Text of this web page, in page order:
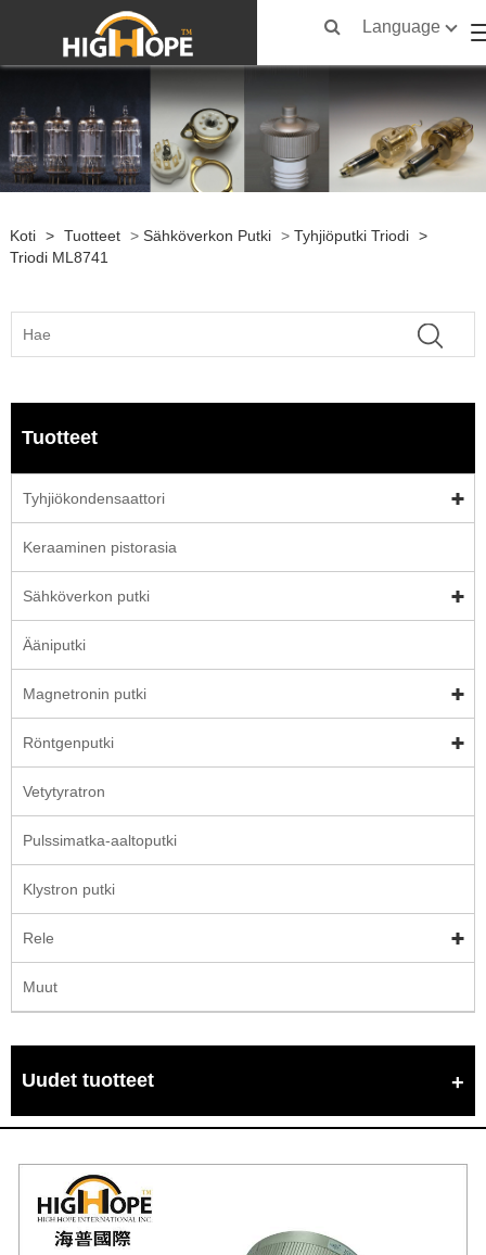
Language
Koti > Tuotteet > Sähköverkon Putki > Tyhjiöputki Triodi >
Triodi ML8741
Tuotteet
Tyhjiökondensaattori
Keraaminen pistorasia
Sähköverkon putki
Ääniputki
Magnetronin putki
Röntgenputki
Vetytyratron
Pulssimatka-aaltoputki
Klystron putki
Rele
Muut
Uudet tuotteet